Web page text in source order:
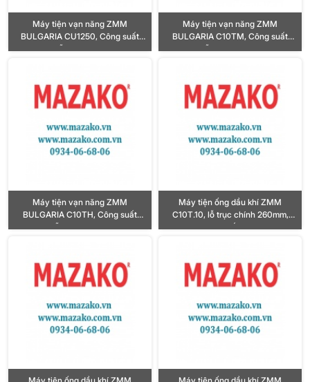
Máy tiện vạn năng ZMM
BULGARIA CU1250, Công suất
2211KW, Lỗ trục chính Ø155mm
Máy tiện vạn năng ZMM
BULGARIA C10TM, Công suất
15KW, Lỗ trục chính Ø132mm
Máy tiện vạn năng ZMM
BULGARIA C10TH, Công suất
15KW, Lỗ trục chính Ø132mm
Máy tiện ống dầu khí ZMM
C10T.10, lỗ trục chính 260mm,
Công suất 11KW